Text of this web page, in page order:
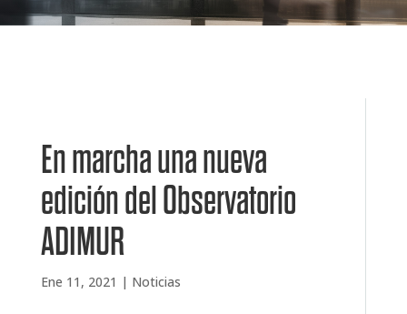
En marcha una nueva
edición del Observatorio
ADIMUR
Ene 11, 2021 | Noticias